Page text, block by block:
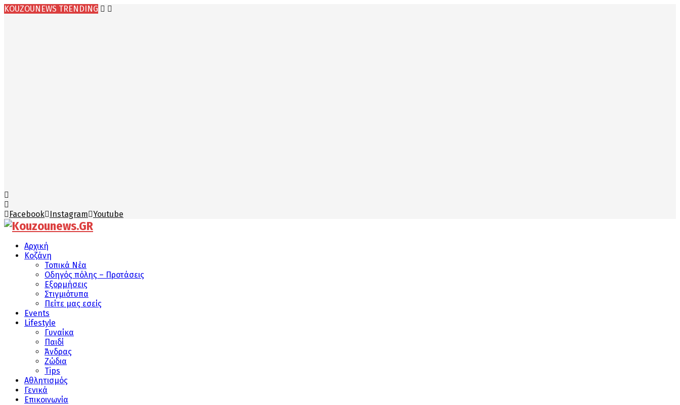
KOUZOUNEWS TRENDING
Facebook Instagram Youtube
Αρχική
Κοζάνη
Τοπικά Νέα
Οδηγός πόλης – Προτάσεις
Εξορμήσεις
Στιγμιότυπα
Πείτε μας εσείς
Events
Lifestyle
Γυναίκα
Παιδί
Άνδρας
Ζώδια
Tips
Αθλητισμός
Γενικά
Επικοινωνία